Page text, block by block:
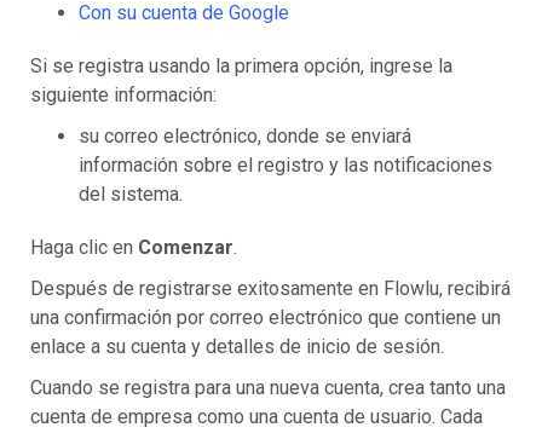
Con su cuenta de Google
Si se registra usando la primera opción, ingrese la
siguiente información:
su correo electrónico, donde se enviará
información sobre el registro y las notificaciones
del sistema.
Haga clic en Comenzar.
Después de registrarse exitosamente en Flowlu, recibirá
una confirmación por correo electrónico que contiene un
enlace a su cuenta y detalles de inicio de sesión.
Cuando se registra para una nueva cuenta, crea tanto una
cuenta de empresa como una cuenta de usuario. Cada